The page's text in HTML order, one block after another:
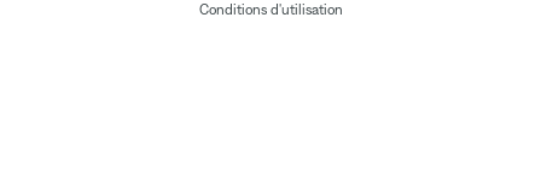
Conditions d'utilisation